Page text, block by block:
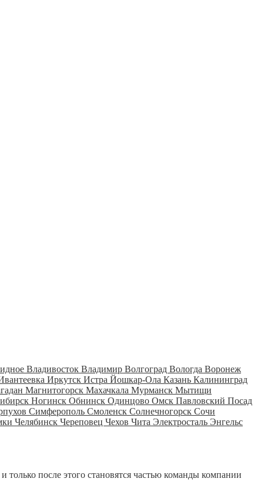
Владивосток Владимир Волгоград Вологда Воронеж
Иркутск Истра Йошкар-Ола Казань Калининград
Магнитогорск Махачкала Мурманск Мытищи
Ногинск Обнинск Одинцово Омск Павловский Посад
Симферополь Смоленск Солнечногорск Сочи
Челябинск Череповец Чехов Чита Электросталь Энгельс
после этого становятся частью команды компании